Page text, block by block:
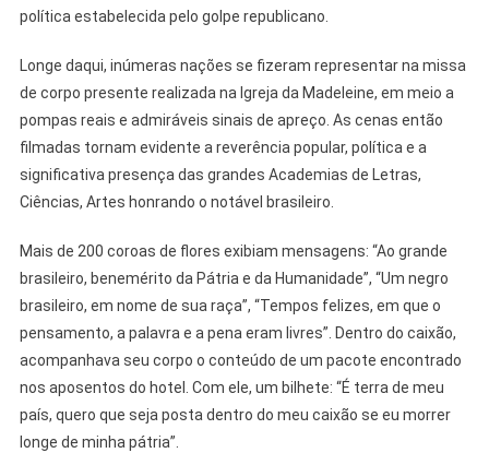
política estabelecida pelo golpe republicano.
Longe daqui, inúmeras nações se fizeram representar na missa
de corpo presente realizada na Igreja da Madeleine, em meio a
pompas reais e admiráveis sinais de apreço. As cenas então
filmadas tornam evidente a reverência popular, política e a
significativa presença das grandes Academias de Letras,
Ciências, Artes honrando o notável brasileiro.
Mais de 200 coroas de flores exibiam mensagens: “Ao grande
brasileiro, benemérito da Pátria e da Humanidade”, “Um negro
brasileiro, em nome de sua raça”, “Tempos felizes, em que o
pensamento, a palavra e a pena eram livres”. Dentro do caixão,
acompanhava seu corpo o conteúdo de um pacote encontrado
nos aposentos do hotel. Com ele, um bilhete: “É terra de meu
país, quero que seja posta dentro do meu caixão se eu morrer
longe de minha pátria”.